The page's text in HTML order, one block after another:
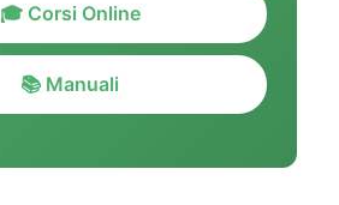
🎓 Corsi Online
📚 Manuali